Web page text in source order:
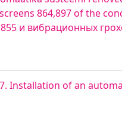
864,897 of the
и вибрационных
Installation of an